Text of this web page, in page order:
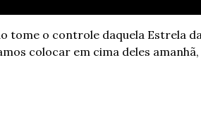
tome o controle daquela Estrela
colocar em cima deles